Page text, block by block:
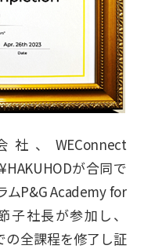
、WEConnect
が合同で
ムP&G Academy for
子社長が参加し、
の全課程を修了し証